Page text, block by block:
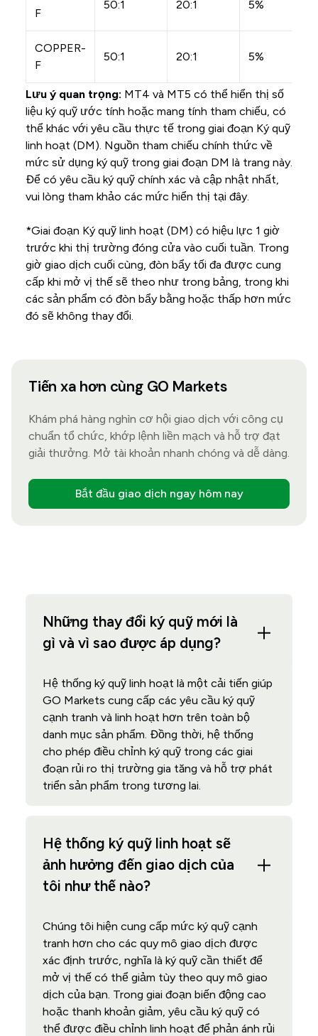
F
50:1 20:1 5%
COPPER-
F
50:1 20:1 5%
Lưu ý quan trọng: MT4 và MT5 có thể hiển thị số
liệu ký quỹ ước tính hoặc mang tính tham chiếu, có
thể khác với yêu cầu thực tế trong giai đoạn Ký quỹ
linh hoạt (DM). Nguồn tham chiếu chính thức về
mức sử dụng ký quỹ trong giai đoạn DM là trang này.
Để có yêu cầu ký quỹ chính xác và cập nhật nhất,
vui lòng tham khảo các mức hiển thị tại đây.
*Giai đoạn Ký quỹ linh hoạt (DM) có hiệu lực 1 giờ
trước khi thị trường đóng cửa vào cuối tuần. Trong
giờ giao dịch cuối cùng, đòn bẩy tối đa được cung
cấp khi mở vị thế sẽ theo như trong bảng, trong khi
các sản phẩm có đòn bẩy bằng hoặc thấp hơn mức
đó sẽ không thay đổi.
Tiến xa hơn cùng GO Markets
Khám phá hàng nghìn cơ hội giao dịch với công cụ
chuẩn tổ chức, khớp lệnh liền mạch và hỗ trợ đạt
giải thưởng. Mở tài khoản nhanh chóng và dễ dàng.
Bắt đầu giao dịch ngay hôm nay
Những thay đổi ký quỹ mới là
gì và vì sao được áp dụng?
Hệ thống ký quỹ linh hoạt là một cải tiến giúp
GO Markets cung cấp các yêu cầu ký quỹ
cạnh tranh và linh hoạt hơn trên toàn bộ
danh mục sản phẩm. Đồng thời, hệ thống
cho phép điều chỉnh ký quỹ trong các giai
đoạn rủi ro thị trường gia tăng và hỗ trợ phát
triển sản phẩm trong tương lai.
Hệ thống ký quỹ linh hoạt sẽ
ảnh hưởng đến giao dịch của
tôi như thế nào?
Chúng tôi hiện cung cấp mức ký quỹ cạnh
tranh hơn cho các quy mô giao dịch được
xác định trước, nghĩa là ký quỹ cần thiết để
mở vị thế có thể giảm tùy theo quy mô giao
dịch của bạn. Trong giai đoạn biến động cao
hoặc thanh khoản giảm, yêu cầu ký quỹ có
thể được điều chỉnh linh hoạt để phản ánh rủi